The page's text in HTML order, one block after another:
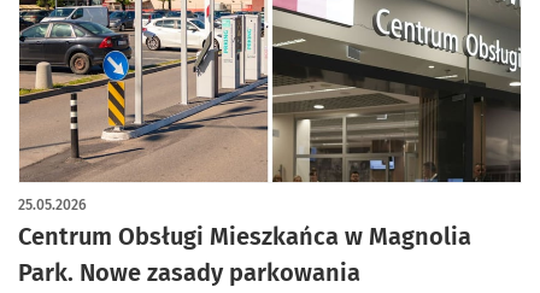
Centrum Obsługi Mieszkańca w Magnolia
Park. Nowe zasady parkowania
25.05.2026
artykuł z galerią zdjęć